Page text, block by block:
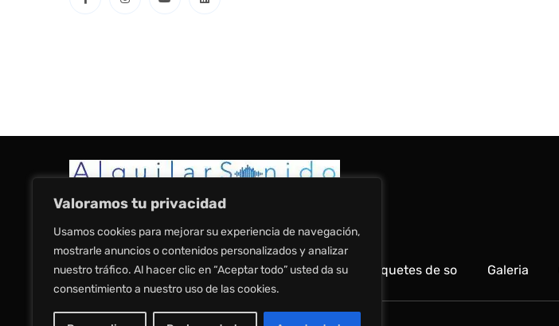
Valoramos tu privacidad
Usamos cookies para mejorar su experiencia de navegación,
mostrarle anuncios o contenidos personalizados y analizar
nuestro tráfico. Al hacer clic en “Aceptar todo” usted da su
consentimiento a nuestro uso de las cookies.
Inicio Sobre nosaltres Lloguer de so Paquetes de so Galeria